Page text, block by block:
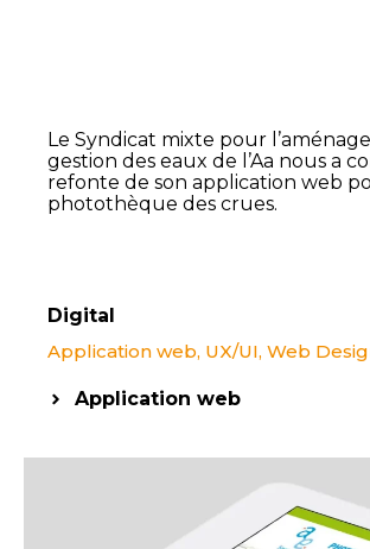
Le Syndicat mixte pour
gestion des eaux de l’Aa nous a
refonte de son application web
photothèque des crues.
Digital
Application web, UX/UI, Web
Application web